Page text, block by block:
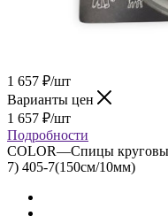
1 657 ₽/шт
Варианты цен
1 657 ₽/шт
Подробности
COLOR—Спицы
7) 405-7(150см/10мм)